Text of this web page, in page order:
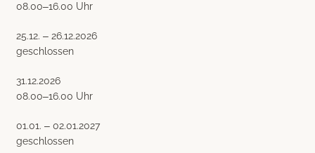
08.00–16.00 Uhr
25.12. – 26.12.2026
geschlossen
31.12.2026
08.00–16.00 Uhr
01.01. – 02.01.2027
geschlossen